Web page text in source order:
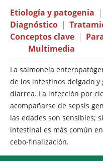
Etiología y patogenia |
Diagnóstico |
Conceptos clave |
Multimedia
La salmonela
de los intestinos delgado
diarrea. La infección por
acompañarse de sepsis
las edades son sensibles;
intestinal es más común
cebo-finalización.